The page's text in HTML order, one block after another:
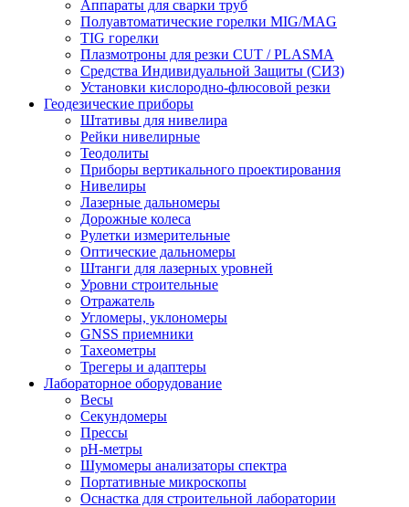
Аппараты для сварки труб
Полуавтоматические горелки MIG/MAG
TIG горелки
Плазмотроны для резки CUT / PLASMA
Средства Индивидуальной Защиты (СИЗ)
Установки кислородно-флюсовой резки
Геодезические приборы
Штативы для нивелира
Рейки нивелирные
Теодолиты
Приборы вертикального проектирования
Нивелиры
Лазерные дальномеры
Дорожные колеса
Рулетки измерительные
Оптические дальномеры
Штанги для лазерных уровней
Уровни строительные
Отражатель
Угломеры, уклономеры
GNSS приемники
Тахеометры
Трегеры и адаптеры
Лабораторное оборудование
Весы
Секундомеры
Прессы
pH-метры
Шумомеры анализаторы спектра
Портативные микроскопы
Оснастка для строительной лаборатории